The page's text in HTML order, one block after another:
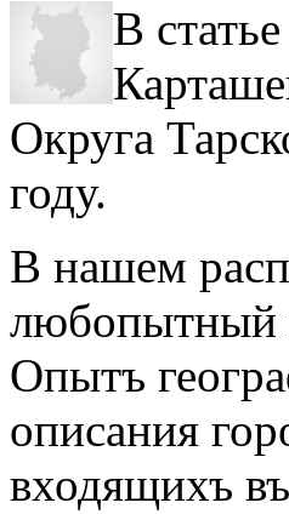
В
Округа
году.
В нашем
любопытный
Опытъ
описания
входящихъ